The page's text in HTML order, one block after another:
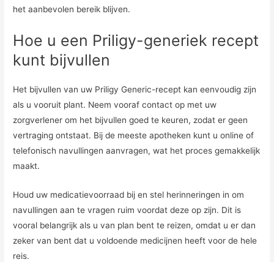
het aanbevolen bereik blijven.
Hoe u een Priligy-generiek recept
kunt bijvullen
Het bijvullen van uw Priligy Generic-recept kan eenvoudig zijn
als u vooruit plant. Neem vooraf contact op met uw
zorgverlener om het bijvullen goed te keuren, zodat er geen
vertraging ontstaat. Bij de meeste apotheken kunt u online of
telefonisch navullingen aanvragen, wat het proces gemakkelijk
maakt.
Houd uw medicatievoorraad bij en stel herinneringen in om
navullingen aan te vragen ruim voordat deze op zijn. Dit is
vooral belangrijk als u van plan bent te reizen, omdat u er dan
zeker van bent dat u voldoende medicijnen heeft voor de hele
reis.